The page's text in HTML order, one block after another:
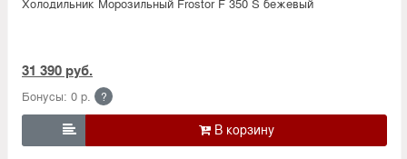
31 390 руб.
Бонусы: 0 р. ?
